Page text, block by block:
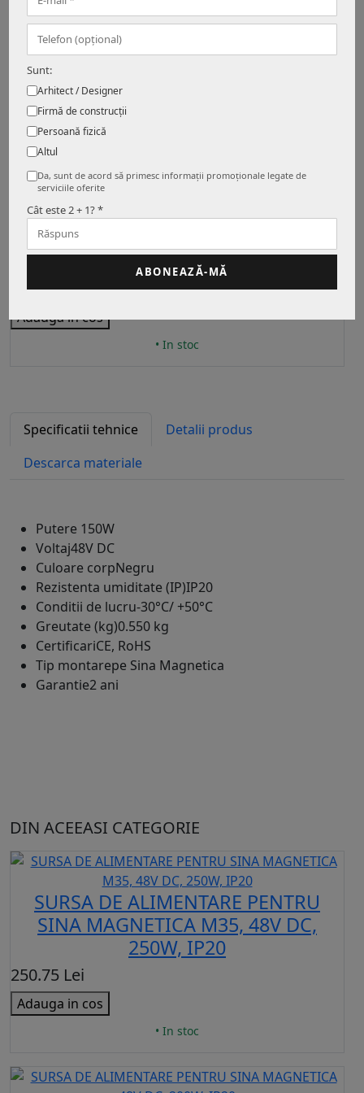
Conector Flexibil pentru Sina
Magnetica M15
49.75 Lei
Adauga in cos
Proiector pe Sina LED Magnetic 12W,
IP20, 48V, Negru, Lumina Naturala
4000K, M15
129.75 Lei
Adauga in cos
• In stoc
Specificatii tehnice
Detalii produs
Descarca materiale
Putere 150W
Voltaj48V DC
Culoare corpNegru
Rezistenta umiditate (IP)IP20
Conditii de lucru-30°C/ +50°C
Greutate (kg)0.550 kg
CertificariCE, RoHS
Tip montarepe Sina Magnetica
Garantie2 ani
DIN ACEEASI CATEGORIE
SURSA DE ALIMENTARE PENTRU
SINA MAGNETICA M35, 48V DC,
250W, IP20
250.75 Lei
Adauga in cos
• In stoc
Sunt:
Arhitect / Designer
Firmă de construcții
Persoană fizică
Altul
Da, sunt de acord să primesc informații promoționale legate de
serviciile oferite
Cât este 2 + 1? *
ABONEAZĂ-MĂ